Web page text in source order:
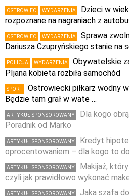
OSTROWIEC WYDARZENIA
Dzieci w
rozpoznane na nagraniach z
OSTROWIEC WYDARZENIA
Sprawa
Dariusza Czupryńskiego stanie na
POLICJA WYDARZENIA
Obywatelskie
PIjana kobieta rozbiła samochód
SPORT
Ostrowiecki piłkarz wodny
Będzie tam grał w wate …
ARTYKUŁ SPONSOROWANY
Dla kogo
Poradnik od Marko
ARTYKUŁ SPONSOROWANY
Kredyt
oprocentowaniem – dla kogo to
ARTYKUŁ SPONSOROWANY
Makijaż,
czyli jak prawidłowo wykonać
ARTYKUŁ SPONSOROWANY
Jaka szafa